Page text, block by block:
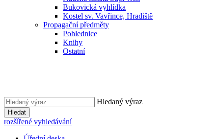
Bukovická vyhlídka
Kostel sv. Vavřince, Hradiště
Propagační předměty
Pohlednice
Knihy
Ostatní
Hledaný výraz
Hledat
rozšířené vyhledávání